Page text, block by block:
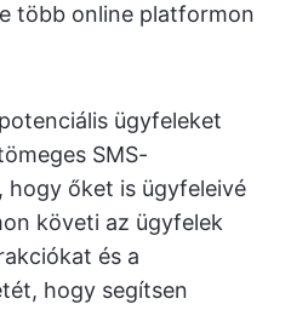
több online platformon
ügyfeleket
SMS-
őket is ügyfeleivé
követi az ügyfelek
és a
hogy segítsen